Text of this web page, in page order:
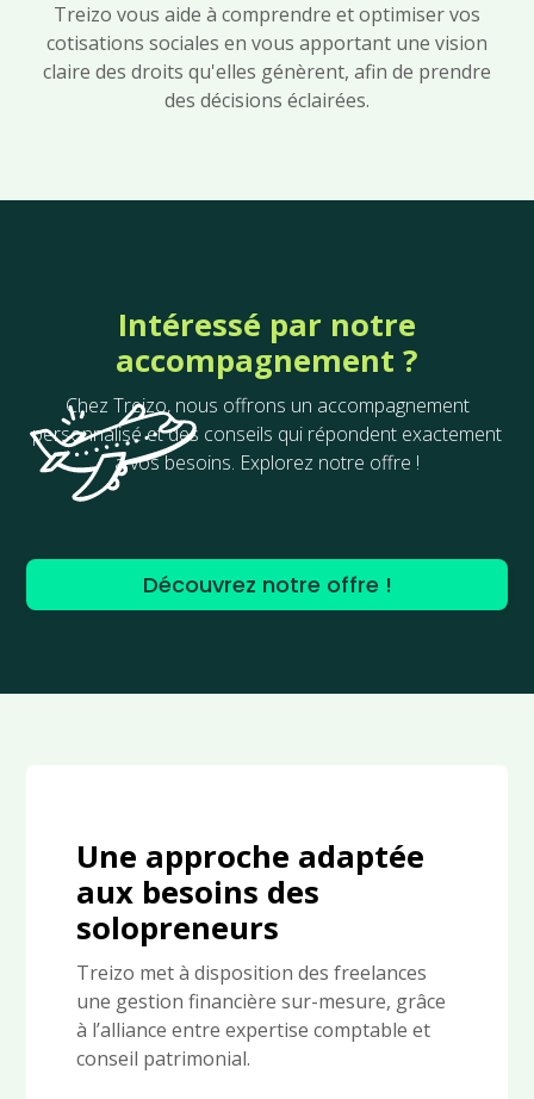
Treizo vous aide à comprendre et optimiser vos
cotisations sociales en vous apportant une vision
claire des droits qu'elles génèrent, afin de prendre
des décisions éclairées.
Intéressé par notre
accompagnement ?
Chez Treizo, nous offrons un accompagnement
personnalisé et des conseils qui répondent exactement
à vos besoins. Explorez notre offre !
Découvrez notre offre !
Une approche adaptée
aux besoins des
solopreneurs
Treizo met à disposition des freelances
une gestion financière sur-mesure, grâce
à l’alliance entre expertise comptable et
conseil patrimonial.